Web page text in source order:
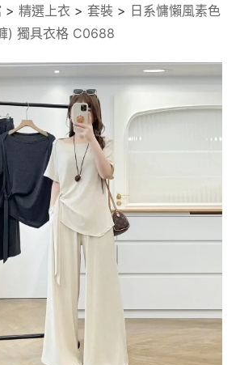
> 精選上衣 > 套裝 > 日系慵懶風素色
) 獨具衣格 C0688